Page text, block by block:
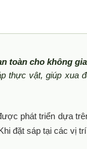
toàn cho không
thực vật, giúp xua
phát triển dựa
đặt sáp tại các vị